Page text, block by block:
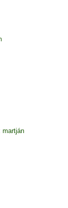
martján